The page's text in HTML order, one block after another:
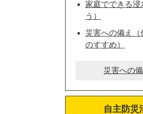
家庭でできる浸
う）
災害への備え（
のすすめ）
災害への
自主防災